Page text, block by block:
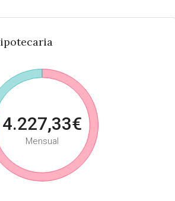
4.227,33€
Mensual